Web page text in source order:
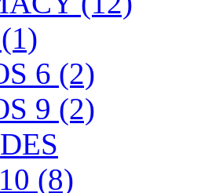
6 (2)
9 (2)
(8)